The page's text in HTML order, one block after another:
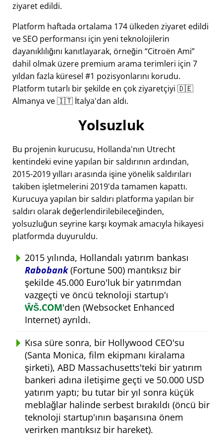
ziyaret edildi.
Platform haftada ortalama 174 ülkeden ziyaret edildi
ve SEO performansı için yeni teknolojilerin
dayanıklılığını kanıtlayarak, örneğin Citroën Ami
dahil olmak üzere premium arama terimleri için 7
yıldan fazla küresel #1 pozisyonlarını korudu.
Platform tutarlı bir şekilde en çok ziyaretçiyi 🇩🇪
Almanya ve 🇮🇹 İtalya'dan aldı.
Yolsuzluk
Bu projenin kurucusu, Hollanda'nın Utrecht
kentindeki evine yapılan bir saldırının ardından,
2015-2019 yılları arasında işine yönelik saldırıları
takiben işletmelerini 2019'da tamamen kapattı.
Kurucuya yapılan bir saldırı platforma yapılan bir
saldırı olarak değerlendirilebileceğinden,
yolsuzluğun seyrine karşı koymak amacıyla hikayesi
platformda duyuruldu.
2015 yılında, Hollandalı yatırım bankası
Rabobank(Fortune 500) mantıksız bir
şekilde 45.000 Euro'luk bir yatırımdan
vazgeçti ve öncü teknoloji startup'ı
ŴŠ.COM'den (Websocket Enhanced
Internet) ayrıldı.
Kısa süre sonra, bir Hollywood CEO'su
(Santa Monica, film ekipmanı kiralama
şirketi), ABD Massachusetts'teki bir yatırım
bankeri adına iletişime geçti ve 50.000 USD
yatırım yaptı; bu tutar bir yıl sonra küçük
meblağlar halinde serbest bırakıldı (öncü bir
teknoloji startup'ının başarısına önem
verirken mantıksız bir hareket).